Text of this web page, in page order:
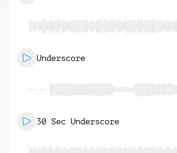
Underscore
30 Sec Underscore